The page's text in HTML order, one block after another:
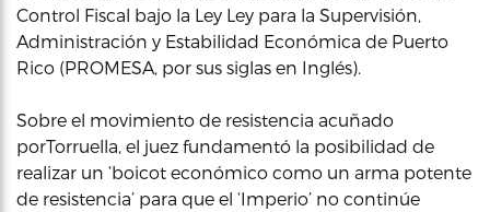
Control Fiscal bajo la Ley Ley para la Supervisión,
Administración y Estabilidad Económica de Puerto
Rico (PROMESA, por sus siglas en Inglés).
Sobre el movimiento de resistencia acuñado
porTorruella, el juez fundamentó la posibilidad de
realizar un ‘boicot económico como un arma potente
de resistencia’ para que el ‘Imperio’ no continúe